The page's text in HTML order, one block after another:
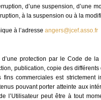
d’une suspension,
à la suspension ou à la
à l’adresse angers@jcef.asso.fr
protection par le Code de
publication, copie des
commerciales est
pouvant porter atteinte aux
l’Utilisateur peut être à tout